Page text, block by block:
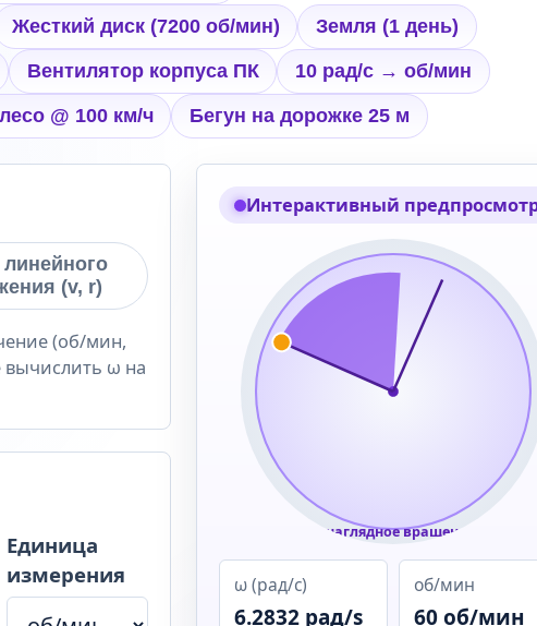
Жесткий диск (7200 об/мин) Земля (1 день)
Вентилятор корпуса ПК 10 рад/с → об/мин
@ 100 км/ч Бегун на дорожке 25 м
(v, r)
(об/мин,
вычислить ω на
Единица
измерения
Интерактивный
↻ наглядное вращение
ω (рад/с)
6.2832 рад/s
об/мин
60 об/мин